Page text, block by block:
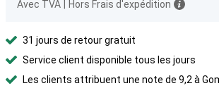
Avec TVA Hors Frais d'expédition
31 jours de retour gratuit
Service client disponible tous les jours
Les clients attribuent une note de 9,2 à